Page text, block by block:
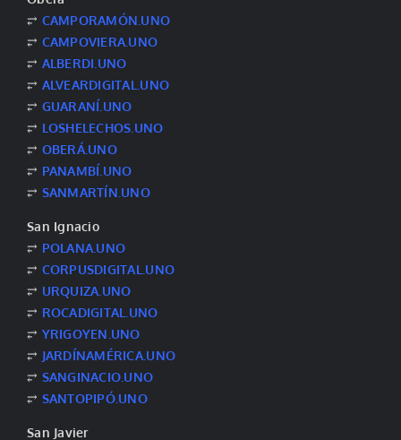
⥂ CAMPORAMÓN.UNO
⥂ CAMPOVIERA.UNO
⥂ ALBERDI.UNO
⥂ ALVEARDIGITAL.UNO
⥂ GUARANÍ.UNO
⥂ LOSHELECHOS.UNO
⥂ OBERÁ.UNO
⥂ PANAMBÍ.UNO
⥂ SANMARTÍN.UNO
San Ignacio
⥂ POLANA.UNO
⥂ CORPUSDIGITAL.UNO
⥂ URQUIZA.UNO
⥂ ROCADIGITAL.UNO
⥂ YRIGOYEN.UNO
⥂ JARDÍNAMÉRICA.UNO
⥂ SANGINACIO.UNO
⥂ SANTOPIPÓ.UNO
San Javier